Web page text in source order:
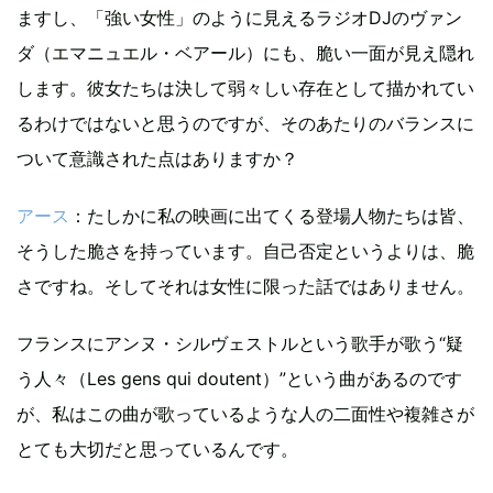
ますし、「強い女性」のように見えるラジオDJのヴァン
ダ（エマニュエル・ベアール）にも、脆い一面が見え隠れ
します。彼女たちは決して弱々しい存在として描かれてい
るわけではないと思うのですが、そのあたりのバランスに
ついて意識された点はありますか？
アース ：たしかに私の映画に出てくる登場人物たちは皆、
そうした脆さを持っています。自己否定というよりは、脆
さですね。そしてそれは女性に限った話ではありません。
フランスにアンヌ・シルヴェストルという歌手が歌う“疑
う人々（Les gens qui doutent）”という曲があるのです
が、私はこの曲が歌っているような人の二面性や複雑さが
とても大切だと思っているんです。